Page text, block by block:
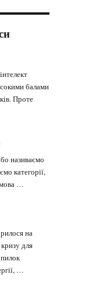
балами
Проте
спокою"
називаємо
категорії,
мова …
наше мислення"
на
для
пилок
…